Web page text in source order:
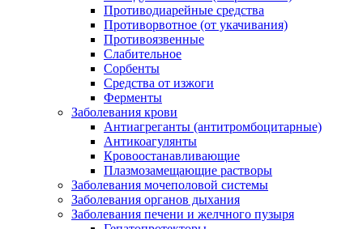
Противодиарейные средства
Противорвотное (от укачивания)
Противоязвенные
Слабительное
Сорбенты
Средства от изжоги
Ферменты
Заболевания крови
Антиагреганты (антитромбоцитарные)
Антикоагулянты
Кровоостанавливающие
Плазмозамещающие растворы
Заболевания мочеполовой системы
Заболевания органов дыхания
Заболевания печени и желчного пузыря